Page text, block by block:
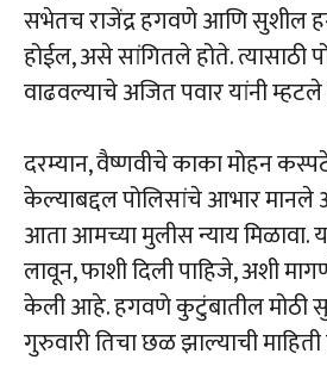
सभेतच राजेंद्र हगवणे आणि सुशील
होईल, असे सांगितले होते. त्यासाठी
वाढवल्याचे अजित पवार यांनी म्हटले
दरम्यान, वैष्णवीचे काका मोहन
केल्याबद्दल पोलिसांचे आभार
आता आमच्या मुलीस न्याय मिळावा.
लावून, फाशी दिली पाहिजे, अशी
केली आहे. हगवणे कुटुंबातील मोठी
गुरुवारी तिचा छळ झाल्याची माहिती